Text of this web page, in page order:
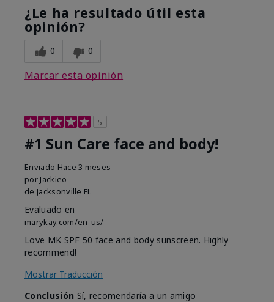
¿Le ha resultado útil esta
opinión?
0 0
Marcar esta opinión
5
#1 Sun Care face and body!
Enviado Hace 3 meses
por Jackieo
de Jacksonville FL
Evaluado en
marykay.com/en-us/
Love MK SPF 50 face and body sunscreen. Highly
recommend!
Mostrar Traducción
Conclusión Sí, recomendaría a un amigo